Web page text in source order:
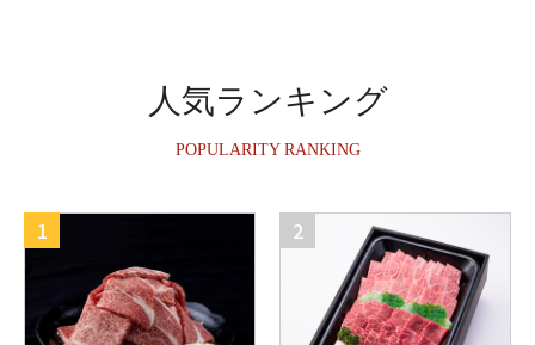
人気ランキング
POPULARITY RANKING
1 2